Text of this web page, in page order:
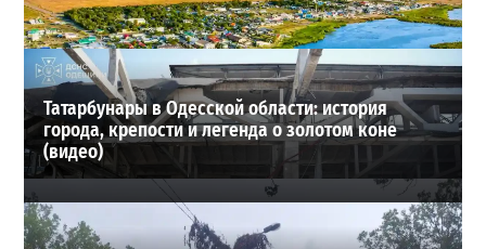
24-07-2026 в 15:22
ВИБОР РЕДАКЦИИ
Татарбунары в Одесской области: история
города, крепости и легенда о золотом коне
(видео)